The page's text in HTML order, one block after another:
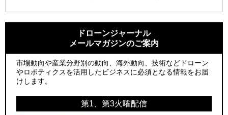
ン」とドローンショーによる新演出を実施
防衛装備庁「迎撃ドローン早期取得プログラム」にテラドロ
ーンが採択、国産機で量産調達を目指す
レッドクリフ、足利花火大会で映画『スパイダーマン』や
ドローンとナイトバブルが競演、「花園ドローンショーフェ
ン」とドローンショーによる新演出を実施
国産AUVを社会実装へ、スタートアップ「BlueArch株式会
社」設立
防衛装備庁「迎撃ドローン早期取得プログラム」にテラドロ
サザンビーチちがさき花火大会で「復活の花火」打ち上げ、
ドローンジャーナル
メールマガジンのご案内
市場動向や産業分野別の動向、海外動向、技術などドローン
やロボティクスを活用したビジネスに必須となる情報をお届
けします。
第1、第3火曜配信